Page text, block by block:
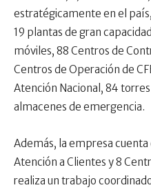
estratégicamente en el
19 plantas de gran
móviles, 88 Centros de
Centros de Operación de
Atención Nacional, 84
almacenes de emergencia.
Además, la empresa
Atención a Clientes y 8
realiza un trabajo